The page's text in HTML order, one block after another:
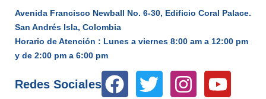
Avenida Francisco Newball No. 6-30, Edificio Coral Palace.
San Andrés Isla, Colombia
Horario de Atención : Lunes a viernes 8:00 am a 12:00 pm
y de 2:00 pm a 6:00 pm
Redes Sociales